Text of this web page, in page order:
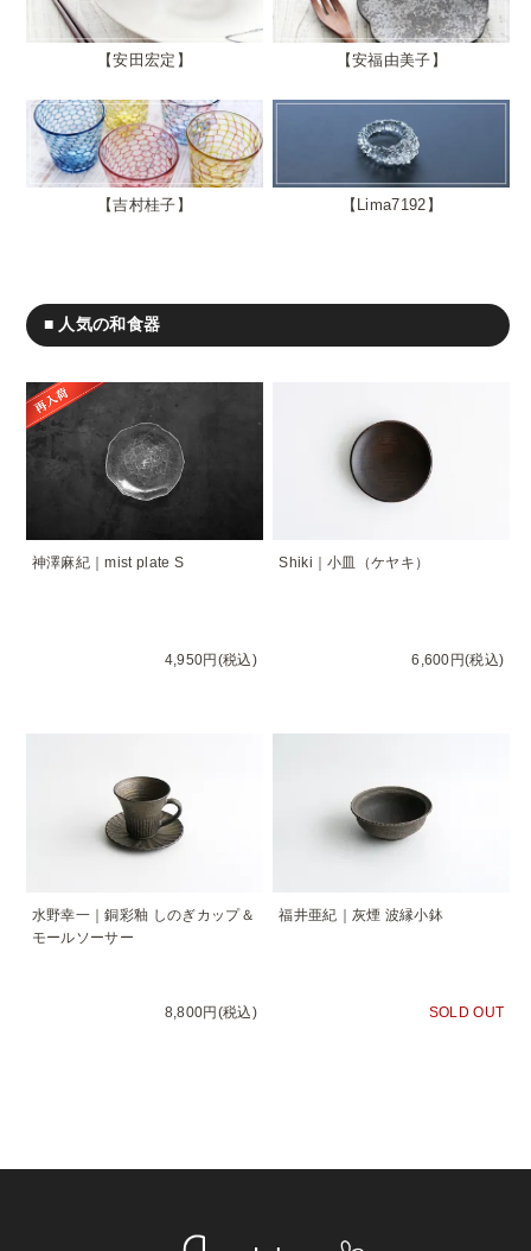
安田宏定 安福由美子
吉村桂子 Lima7192
■ 人気の和食器
神澤麻紀｜mist plate S
4,950円(税込)
Shiki｜小皿（ケヤキ）
6,600円(税込)
水野幸一｜銅彩釉 しのぎカップ＆
モールソーサー
8,800円(税込)
福井亜紀｜灰煙 波縁小鉢
SOLD OUT